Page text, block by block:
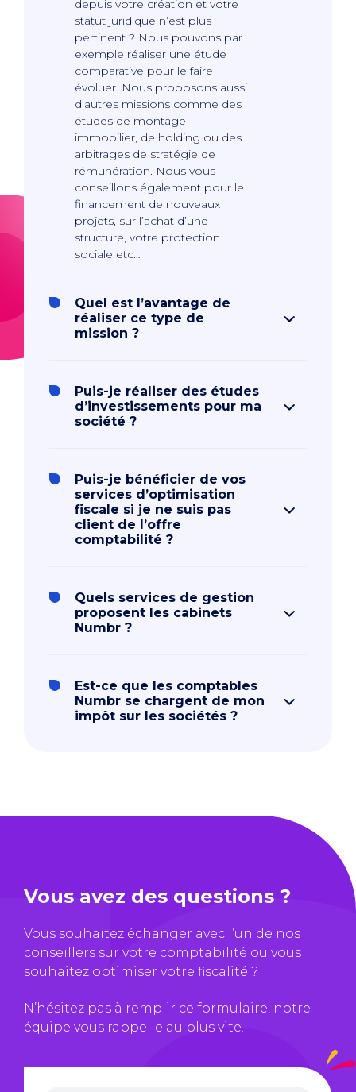
depuis votre création et votre
statut juridique n’est plus
pertinent ? Nous pouvons par
exemple réaliser une étude
comparative pour le faire
évoluer. Nous proposons aussi
d’autres missions comme des
études de montage
immobilier, de holding ou des
arbitrages de stratégie de
rémunération. Nous vous
conseillons également pour le
financement de nouveaux
projets, sur l’achat d’une
structure, votre protection
sociale etc…
Quel est l’avantage de
réaliser ce type de
mission ?
Puis-je réaliser des études
d’investissements pour ma
société ?
Puis-je bénéficier de vos
services d’optimisation
fiscale si je ne suis pas
client de l’offre
comptabilité ?
Quels services de gestion
proposent les cabinets
Numbr ?
Est-ce que les comptables
Numbr se chargent de mon
impôt sur les sociétés ?
Vous avez des questions ?
Vous souhaitez échanger avec l’un de nos
conseillers sur votre comptabilité ou vous
souhaitez optimiser votre fiscalité ?
N’hésitez pas à remplir ce formulaire, notre
équipe vous rappelle au plus vite.